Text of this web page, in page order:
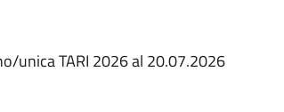
unica TARI 2026 al 20.07.2026